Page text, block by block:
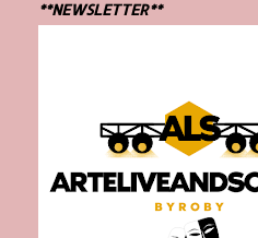
**NEWSLETTER**